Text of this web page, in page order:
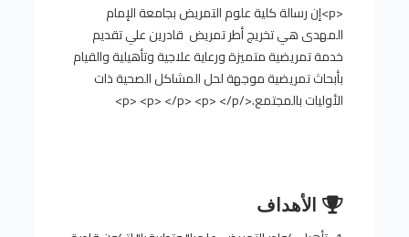
<p>إن رسالة كلية علوم التمريض بجامعة الإمام
المهدى هي تخريج أطر تمريض قادرين علي تقديم
خدمة تمريضية متميزة ورعاية علاجية وتأهيلية والقيام
بأبحاث تمريضية موجهة لحل المشاكل الصحية ذات
الأوليات بالمجتمع.</p> <p> </p> <p> </p>
الأهداف